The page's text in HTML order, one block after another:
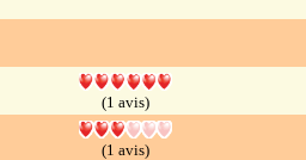
(1 avis)
(1 avis)